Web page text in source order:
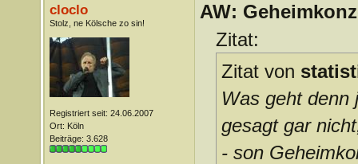
cloclo
Stolz, ne Kölsche zo sin!
Registriert seit: 24.06.2007
Ort: Köln
Beiträge: 3.628
AW:
Zitat:
Zitat von
Was geht denn
gesagt gar
- son